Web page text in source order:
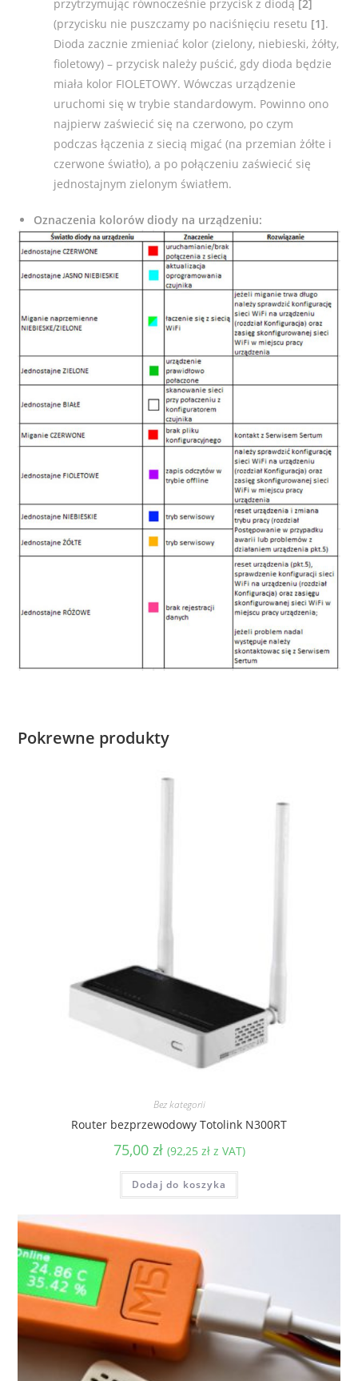
przytrzymując równocześnie przycisk z diodą [2]
(przycisku nie puszczamy po naciśnięciu resetu [1].
Dioda zacznie zmieniać kolor (zielony, niebieski, żółty,
fioletowy) – przycisk należy puścić, gdy dioda będzie
miała kolor FIOLETOWY.Wówczas urządzenie
uruchomi się w trybie standardowym. Powinno ono
najpierw zaświecić się na czerwono, po czym
podczas łączenia z siecią migać (na przemian żółte i
czerwone światło), a po połączeniu zaświecić się
jednostajnym zielonym światłem.
Oznaczenia kolorów diody na urządzeniu:
Pokrewne produkty
Bez kategorii
Router bezprzewodowy Totolink N300RT
75,00 zł (92,25 złz VAT)
Dodaj do koszyka